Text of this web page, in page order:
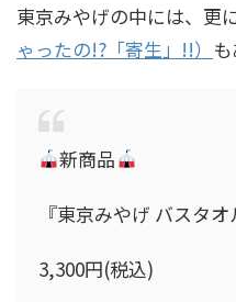
東京みやげの中には、更
ゃったの!?「寄生」!!） も
新商品
『東京みやげ バスタオ
3,300円(税込)